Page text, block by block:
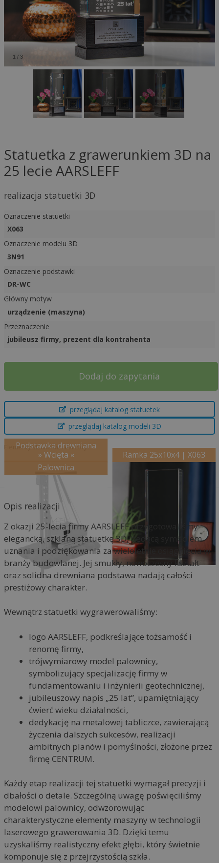
1 / 3
Statuetka z grawerunkiem 3D na
25 lecie AARSLEFF
realizacja statuetki 3D
Oznaczenie statuetki
X063
Oznaczenie modelu 3D
3N91
Oznaczenie podstawki
DR-WC
Główny motyw
urządzenie (maszyna)
Przeznaczenie
jubileusz firmy, prezent dla kontrahenta
Dodaj do zapytania
t
e
r
a
v
:
przeglądaj katalog statuetek
przeglądaj katalog modeli 3D
Elementy składowe realizacji:
Podstawka drewniana
» Wcięta «
Ramka 25x10x4 | X063
Palownica
Opis realizacji
Z okazji 25-lecia firmy AARSLEFF przygotowaliśmy
elegancką, szklaną statuetkę 3D, będącą symbolem
uznania i podziękowania za wieloletnie osiągnięcia w
branży budowlanej. Jej smukły, nowoczesny kształt
oraz solidna drewniana podstawa nadają całości
prestiżowy charakter.
Wewnątrz statuetki wygrawerowaliśmy:
logo AARSLEFF, podkreślające tożsamość i
renomę firmy,
trójwymiarowy model palownicy,
symbolizujący specjalizację firmy w
fundamentowaniu i inżynierii geotechnicznej,
jubileuszowy napis „25 lat”, upamiętniający
ćwierć wieku działalności,
dedykację na metalowej tabliczce, zawierającą
życzenia dalszych sukcesów, realizacji
ambitnych planów i pomyślności, złożone przez
firmę CENTRUM.
Każdy etap realizacji tej statuetki wymagał precyzji i
dbałości o detale. Szczególną uwagę poświęciliśmy
modelowi palownicy, odwzorowując
charakterystyczne elementy maszyny w technologii
laserowego grawerowania 3D. Dzięki temu
uzyskaliśmy realistyczny efekt głębi, który świetnie
komponuje się z przejrzystością szkła.